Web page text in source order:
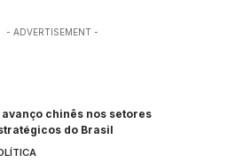
- ADVERTISEMENT -
avanço chinês nos setores
do Brasil